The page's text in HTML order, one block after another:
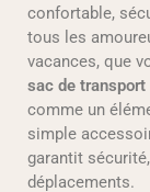
confortable,
tous les
vacances, que
sac de transport
comme un
simple
garantit
déplacements.